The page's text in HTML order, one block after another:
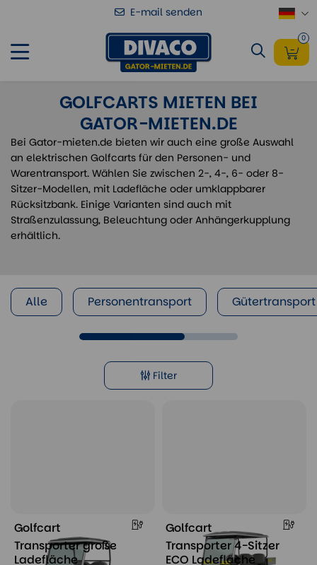
E-mail senden
0
GOLFCARTS MIETEN BEI
GATOR-MIETEN.DE
Bei Gator-mieten.de bieten wir auch eine große Auswahl
an elektrischen Golfcarts für den Personen- und
Warentransport. Wählen Sie zwischen 2-, 4-, 6- oder 8-
Sitzer-Modellen, mit Ladefläche oder umklappbarer
Rücksitzbank. Einige Varianten sind auch mit
Straßenzulassung, Beleuchtung oder Anhängerkupplung
erhältlich.
Alle Personentransport Gütertransport
Filter
Golfcart
Transporter große
Ladefläche
Golfcart
Transporter 4-Sitzer
ECO Ladefläche